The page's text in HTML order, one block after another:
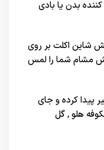
بدن یا بادی
شاین اکلت بر روی
مشام شما را لمس
پیدا کرده و جای
هلو , گل